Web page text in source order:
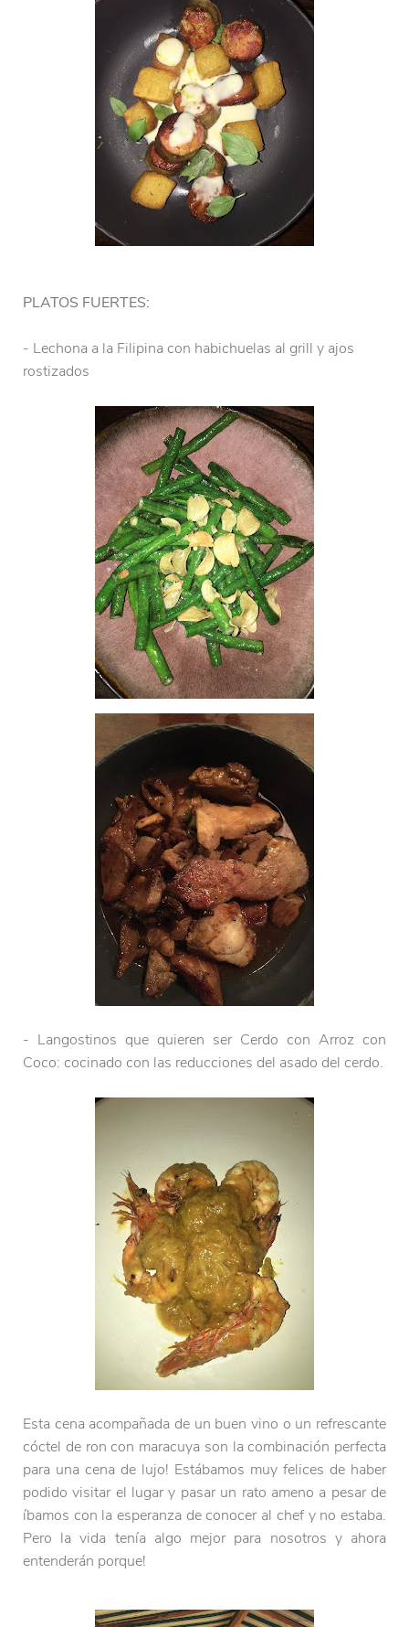
PLATOS FUERTES:
- Lechona a la Filipina con habichuelas al grill y ajos
rostizados
- Langostinos que quieren ser Cerdo con Arroz con
Coco: cocinado con las reducciones del asado del cerdo.
Esta cena acompañada de un buen vino o un refrescante
cóctel de ron con maracuya son la combinación perfecta
para una cena de lujo! Estábamos muy felices de haber
podido visitar el lugar y pasar un rato ameno a pesar de
íbamos con la esperanza de conocer al chef y no estaba.
Pero la vida tenía algo mejor para nosotros y ahora
entenderán porque!